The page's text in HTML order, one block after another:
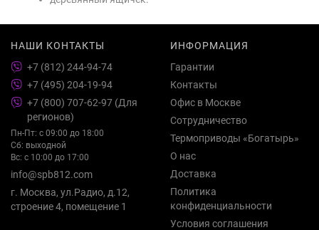
НАШИ КОНТАКТЫ
+7 (812) 244-94-74
+7 (495) 204-19-94
+7 (800) 707-62-97 (Для
регионов)
Пн-Пт: с 09:00 до 18:00
Сб: выходной
Вс: с 10:00 до 17:00
info@spb812.com
г. Москва, ул.Радио, д.12,
строение 4, помещение 1
ИНФОРМАЦИЯ
Гарантии
Контакты
Офис в Москве
Сотрудничество
Термоприводы «Богатырь»
О нас
Доставка
Политика
конфиденциальности
Условия соглашения